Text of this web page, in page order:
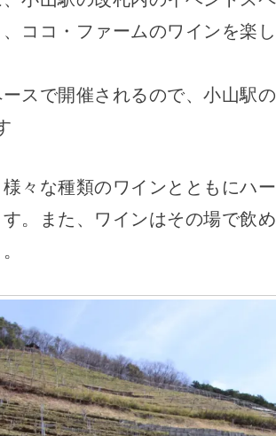
ココ・ファームのワインを楽
スで開催されるので、小山駅
々な種類のワインとともにハ
。また、ワインはその場で飲